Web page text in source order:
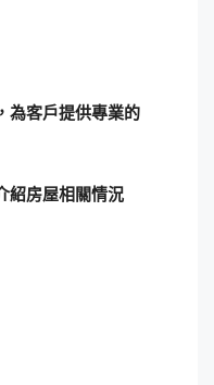
為客戶提供專業的
紹房屋相關情況